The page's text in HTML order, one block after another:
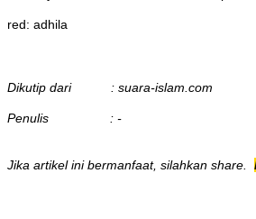
red: adhila
Dikutip dari : suara-islam.com
Penulis : -
Jika artikel ini bermanfaat, silahkan share.